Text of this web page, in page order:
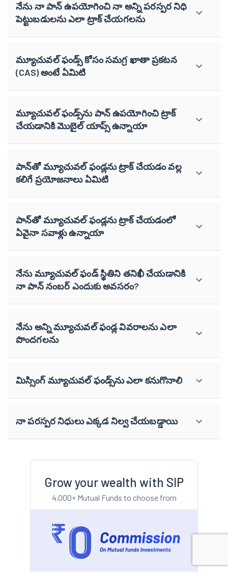
నేను నా పాన్ ఉపయోగించి నా అన్ని పరస్పర నిధి
పెట్టుబడులను ఎలా ట్రాక్ చేయగలను
మ్యూచువల్ ఫండ్స్ కోసం సమగ్ర ఖాతా ప్రకటన
(CAS) అంటే ఏమిటి
మ్యూచువల్ ఫండ్స్‌ను పాన్ ఉపయోగించి ట్రాక్
చేయడానికి మొబైల్ యాప్స్ ఉన్నాయా
పాన్‌తో మ్యూచువల్ ఫండ్లను ట్రాక్ చేయడం వల్ల
కలిగే ప్రయోజనాలు ఏమిటి
పాన్‌తో మ్యూచువల్ ఫండ్లను ట్రాక్ చేయడంలో
ఏవైనా సవాళ్లు ఉన్నాయా
నేను మ్యూచువల్ ఫండ్ స్థితిని తనిఖీ చేయడానికి
నా పాన్ నంబర్ ఎందుకు అవసరం?
నేను అన్ని మ్యూచువల్ ఫండ్ల వివరాలను ఎలా
పొందగలను
మిస్సింగ్ మ్యూచువల్ ఫండ్స్‌ను ఎలా కనుగొనాలి
నా పరస్పర నిధులు ఎక్కడ నిల్వ చేయబడ్డాయి
Grow your wealth with SIP
4,000+ Mutual Funds to choose from